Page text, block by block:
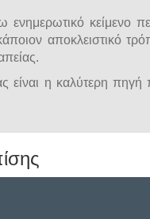
κείμενο
αποκλειστικό
είναι η καλύτερη πηγή